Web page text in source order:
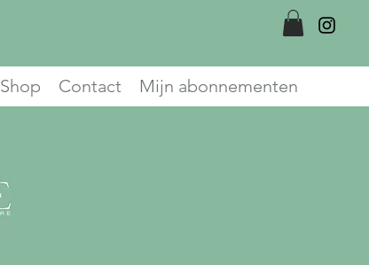
Shop Contact Mijn abonnementen